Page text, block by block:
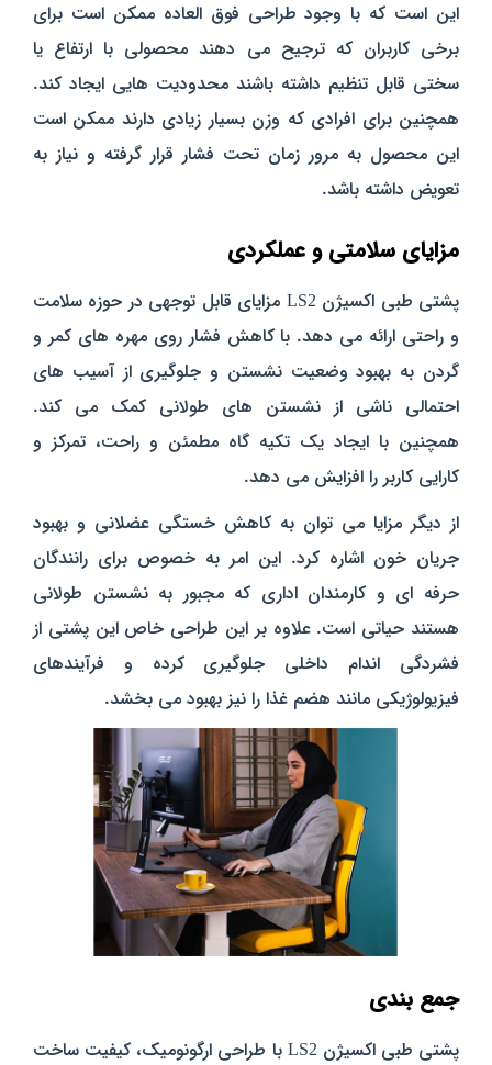
این است که با وجود طراحی فوق‌ العاده ممکن است برای
برخی کاربران که ترجیح می‌ دهند محصولی با ارتفاع یا
سختی قابل تنظیم داشته باشند محدودیت‌ هایی ایجاد کند.
همچنین برای افرادی که وزن بسیار زیادی دارند ممکن است
این محصول به مرور زمان تحت فشار قرار گرفته و نیاز به
تعویض داشته باشد.
مزایای سلامتی و عملکردی
پشتی طبی اکسیژن LS2 مزایای قابل توجهی در حوزه سلامت
و راحتی ارائه می‌ دهد. با کاهش فشار روی مهره‌ های کمر و
گردن به بهبود وضعیت نشستن و جلوگیری از آسیب‌ های
احتمالی ناشی از نشستن‌ های طولانی کمک می‌ کند.
همچنین با ایجاد یک تکیه‌ گاه مطمئن و راحت، تمرکز و
کارایی کاربر را افزایش می‌ دهد.
از دیگر مزایا می‌ توان به کاهش خستگی عضلانی و بهبود
جریان خون اشاره کرد. این امر به خصوص برای رانندگان
حرفه‌ ای و کارمندان اداری که مجبور به نشستن طولانی
هستند حیاتی است. علاوه بر این طراحی خاص این پشتی از
فشردگی اندام داخلی جلوگیری کرده و فرآیندهای
فیزیولوژیکی مانند هضم غذا را نیز بهبود می‌ بخشد.
جمع‌ بندی
پشتی طبی اکسیژن LS2 با طراحی ارگونومیک، کیفیت ساخت